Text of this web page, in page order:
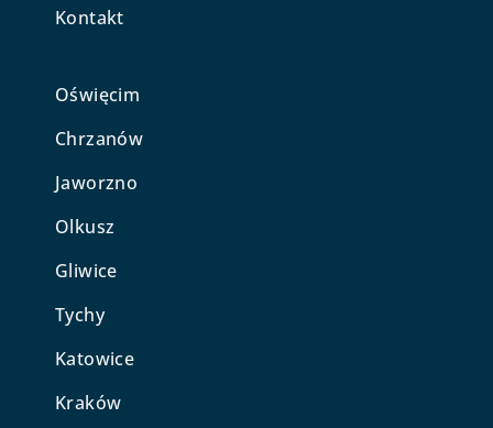
Kontakt
Oświęcim
Chrzanów
Jaworzno
Olkusz
Gliwice
Tychy
Katowice
Kraków